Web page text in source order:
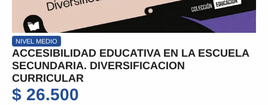
NIVEL MEDIO
ACCESIBILIDAD EDUCATIVA EN LA ESCUELA
SECUNDARIA. DIVERSIFICACION
CURRICULAR
$ 26.500